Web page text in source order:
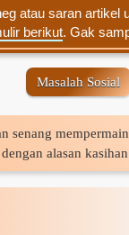
atau saran artikel
berikut. Gak
Masalah Sosial
senang
alasan